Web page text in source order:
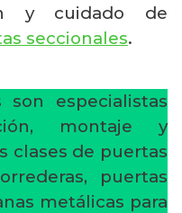
y cuidado de
seccionales.
son especialistas
montaje y
clases de puertas
puertas
metálicas para